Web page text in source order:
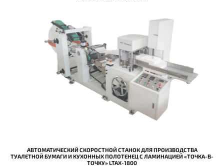
АВТОМАТИЧЕСКИЙ СКОРОСТНОЙ СТАНОК ДЛЯ ПРОИЗВОДСТВА
ТУАЛЕТНОЙ БУМАГИ И КУХОННЫХ ПОЛОТЕНЕЦ С ЛАМИНАЦИЕЙ «ТОЧКА-В-
ТОЧКУ» LTAX-1800